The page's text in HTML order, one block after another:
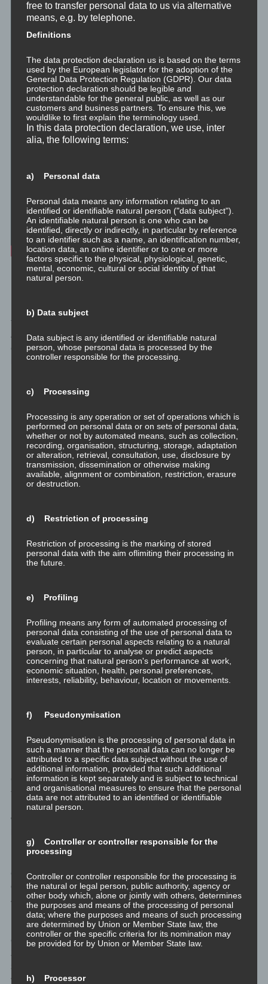
Meditationsaufgabe zum Verstehen der Emotion.
Bei persönlicher Entwicklung gilt: “There is no such thing as a
free meal.”
Alles, das du an der einen Stelle einsparst, kostet dich etwas an
einer anderen, meist unvorhersehbaren Stelle. Also sei aufrichtig
mit dir selbst und erledige die Aufgabe wie hier beschrieben.
Die Meditation ist einfach:
Stelle Self Rapport
her. Dazu gibt es
eigene Videos.
An jeweils zwei
aufeinanderfolgende
n Tagen frage dich
der anderen in genau der Reihenfolge:
b) “Was ist die Emotion nicht?”
c) “Ich habe die Emotion, die ich habe, weil?”
unteren Bauchbereich. Achte auf deine Atmung. Lass
deine Gedanken zur Frage gehen, achte nur auf deine
Atmung.
Tauche ein in eine kurze stille Meditation, zähle deine
Atemzüge. Wenn Gedanken, Emotionen oder Symbole
oder Symbole notierst, und sie alle dann gehen lässt
paar Minuten Zeit dafür.
Fertig. Wenn du dich mit eventuellen aufgetauchten wichtigen
Gedanken, Emotionen oder Symbolen beschäftigen magst, dann
tue das bitte. Für die Meditation selbst ist dies nicht erforderlich.
Es geht hier nur darum bewusst und unbewusst zu erfahren,
welche kollektiven und persönlichen Aspekte die Emotion für dich
er nicht versteht, was das soll, dann hat er nur noch nicht genug
darüber nachgedacht, welche kollektiven und persönlichen
Aspekte diese Emotion für dich hat.
Mache das jeden Tag, nach deiner Morgenroutine. Wiederhole
es über den Tag verteilt, so oft du magst. Und mache sie im
vier Fragen an zumindest jeweils zwei aufeinander folgenden
free to transfer personal data to us via alternative
means, e.g. by telephone.
Definitions
The data protection declaration us is based on the terms
used by the European legislator for the adoption of the
General Data Protection Regulation (GDPR). Our data
protection declaration should be legible and
understandable for the general public, as well as our
customers and business partners. To ensure this, we
wouldlike to first explain the terminology used.
In this data protection declaration, we use, inter
alia, the following terms:
a) Personal data
Personal data means any information relating to an
identified or identifiable natural person ("data subject").
An identifiable natural person is one who can be
identified, directly or indirectly, in particular by reference
to an identifier such as a name, an identification number,
location data, an online identifier or to one or more
factors specific to the physical, physiological, genetic,
mental, economic, cultural or social identity of that
natural person.
b) Data subject
Data subject is any identified or identifiable natural
person, whose personal data is processed by the
controller responsible for the processing.
c) Processing
Processing is any operation or set of operations which is
performed on personal data or on sets of personal data,
whether or not by automated means, such as collection,
recording, organisation, structuring, storage, adaptation
or alteration, retrieval, consultation, use, disclosure by
transmission, dissemination or otherwise making
available, alignment or combination, restriction, erasure
or destruction.
d) Restriction of processing
Restriction of processing is the marking of stored
personal data with the aim oflimiting their processing in
the future.
e) Profiling
Profiling means any form of automated processing of
personal data consisting of the use of personal data to
evaluate certain personal aspects relating to a natural
person, in particular to analyse or predict aspects
concerning that natural person's performance at work,
economic situation, health, personal preferences,
interests, reliability, behaviour, location or movements.
f) Pseudonymisation
Pseudonymisation is the processing of personal data in
such a manner that the personal data can no longer be
attributed to a specific data subject without the use of
additional information, provided that such additional
information is kept separately and is subject to technical
and organisational measures to ensure that the personal
data are not attributed to an identified or identifiable
natural person.
g) Controller or controller responsible for the
processing
Controller or controller responsible for the processing is
the natural or legal person, public authority, agency or
other body which, alone or jointly with others, determines
the purposes and means of the processing of personal
data; where the purposes and means of such processing
are determined by Union or Member State law, the
controller or the specific criteria for its nomination may
be provided for by Union or Member State law.
h) Processor